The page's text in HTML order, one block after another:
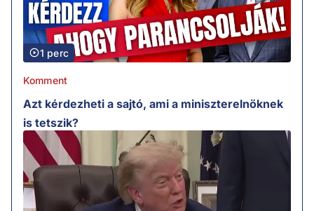
1 perc
Komment
Azt kérdezheti a sajtó, ami a miniszterelnöknek
is tetszik?